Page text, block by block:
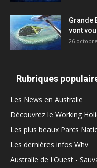
Grande
vont
26
Rubriques
Les News en Australie
Découvrez le Working
Les plus beaux Parcs
Les dernières infos Whv
Australie de l'Ouest -